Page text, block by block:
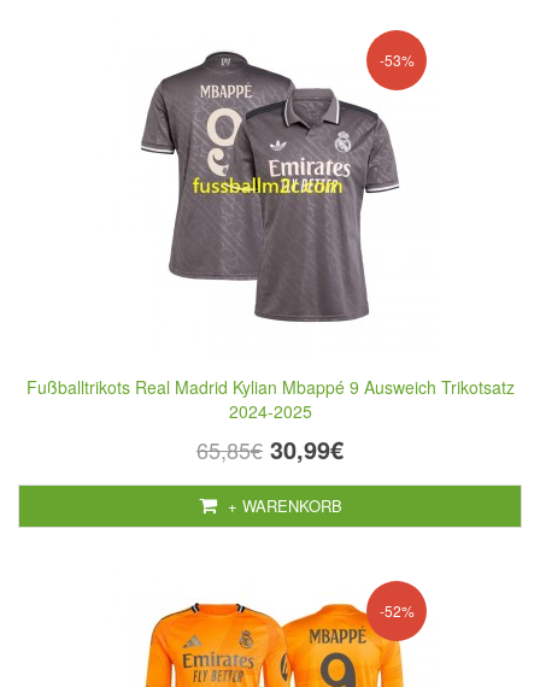
-53%
Fußballtrikots Real Madrid Kylian Mbappé 9 Ausweich Trikotsatz
2024-2025
65,85€ 30,99€
+ WARENKORB
-52%